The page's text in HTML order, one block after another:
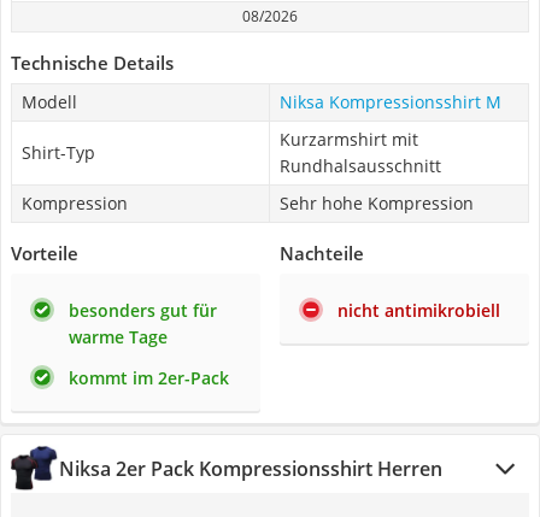
08/2026
Technische Details
Modell Niksa Kompressionsshirt M
Shirt-Typ
Kurzarmshirt mit
Rundhalsausschnitt
Kompression
Sehr hohe Kompression
Vorteile
besonders gut für
warme Tage
kommt im 2er-Pack
Nachteile
nicht antimikrobiell
Niksa 2er Pack Kompressionsshirt Herren